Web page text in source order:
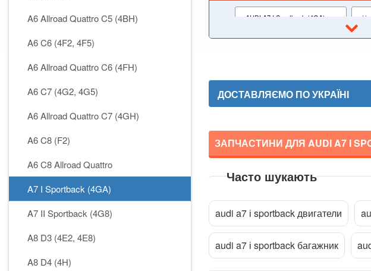
A6 Allroad Quattro C5 (4BH)
A6 C6 (4F2, 4F5)
A6 Allroad Quattro C6 (4FH)
A6 C7 (4G2, 4G5)
A6 Allroad Quattro C7 (4GH)
A6 C8 (F2)
A6 C8 Allroad Quattro
A7 I Sportback (4GA)
A7 II Sportback (4G8)
A8 D3 (4E2, 4E8)
A8 D4 (4H)
attach_fileПрикріпити файл
ДОСТАВЛЯЄМО ПО УКРАЇНІ
ЗАПЧАСТИНИ ДЛЯ AUDI A7 I
Часто шукають
audi a7 і sportback двигатели
audi a7 і sportback багажник